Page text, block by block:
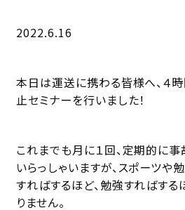
2022.6.16
本日は運送に携わる皆様へ、４
止セミナーを行いました！
これまでも月に１回、定期的に
いらっしゃいますが、スポーツや
すればするほど、勉強すればす
りません。